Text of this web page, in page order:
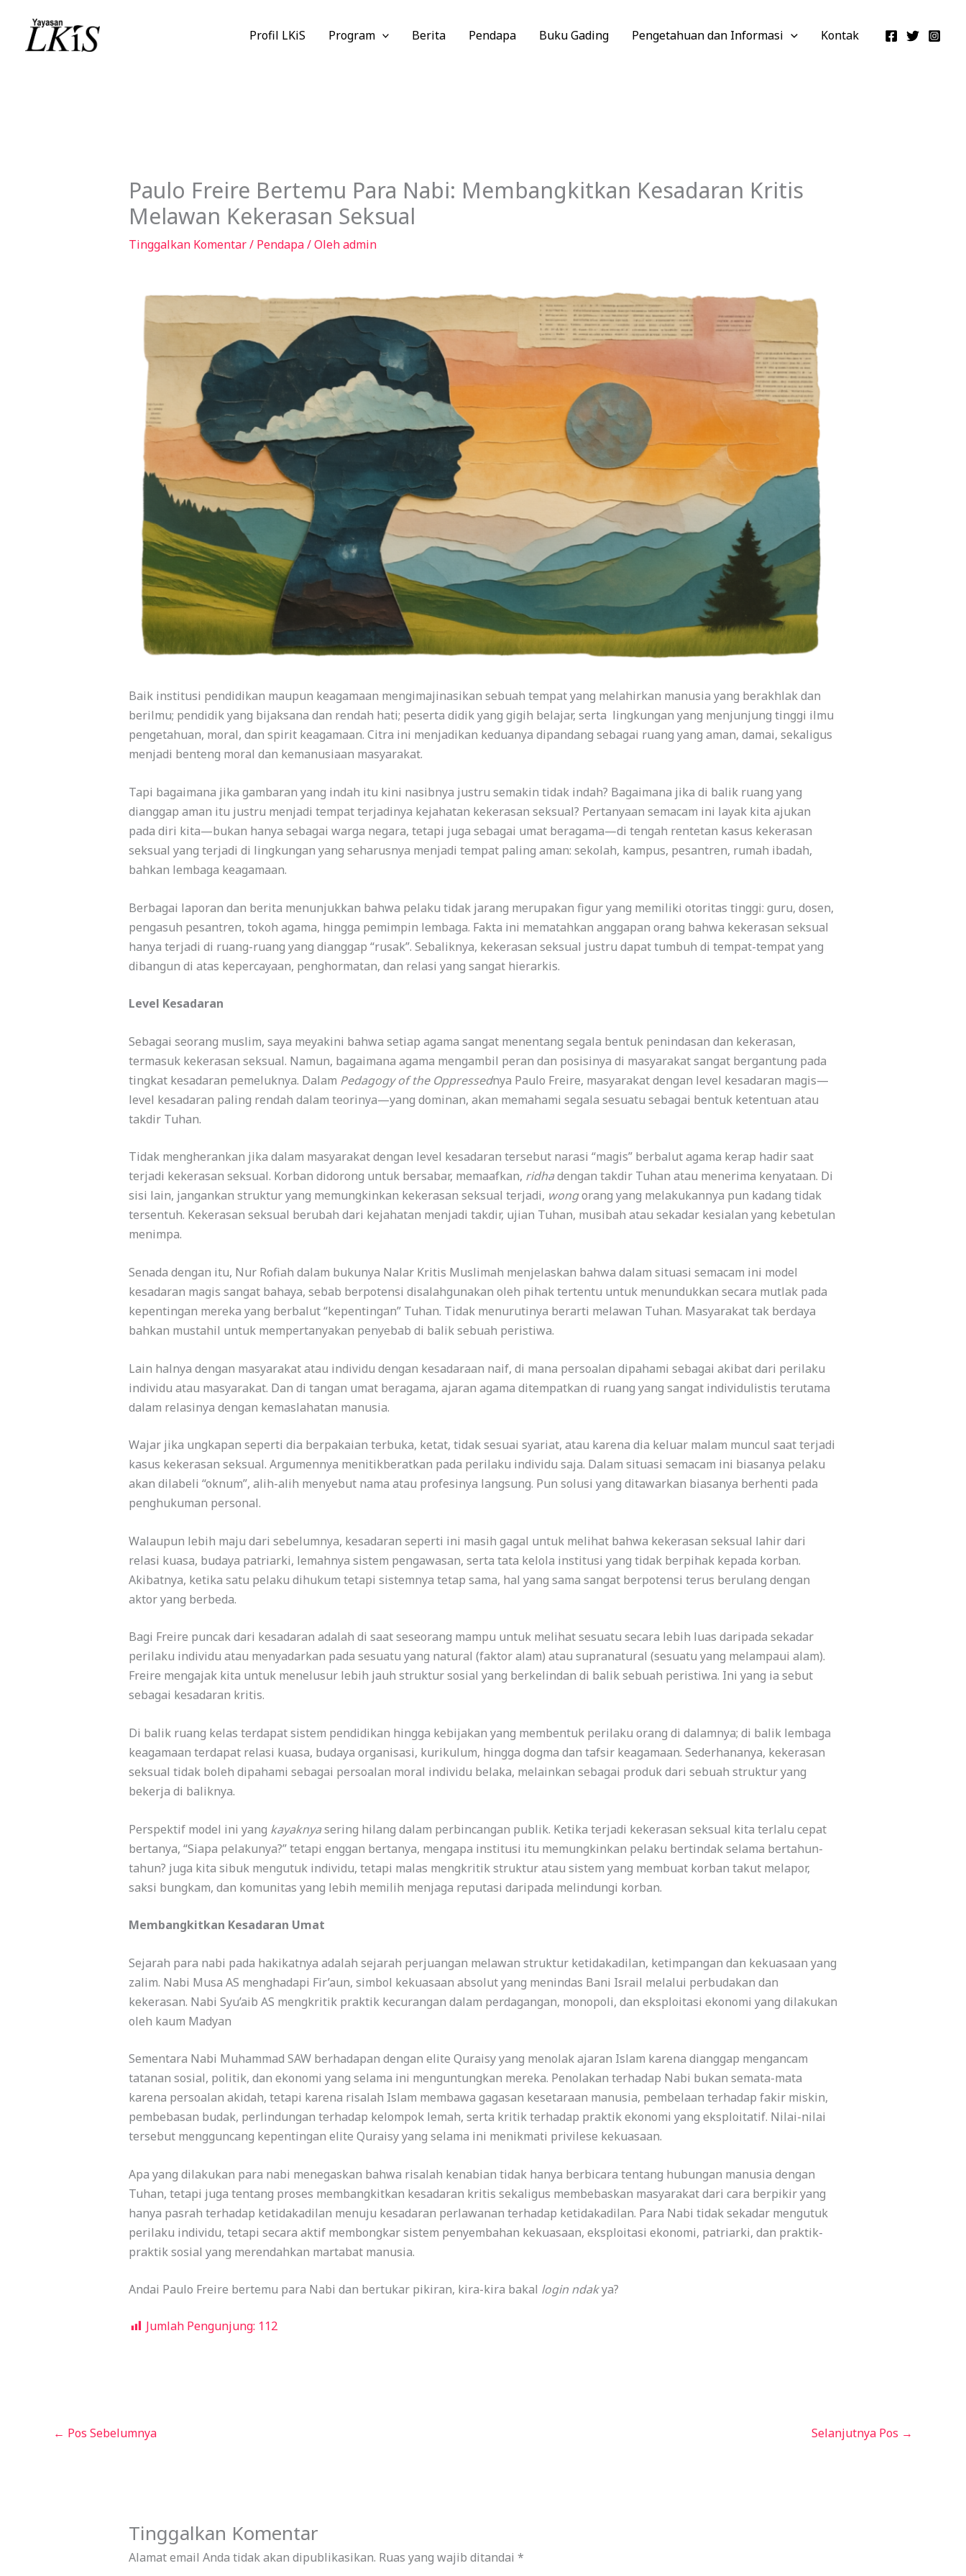
konten
Profil LKiS Program Berita Pendapa Buku Gading Pengetahuan dan Informasi Kontak
Paulo Freire Bertemu Para Nabi: Membangkitkan Kesadaran Kritis
Melawan Kekerasan Seksual
Tinggalkan Komentar/ Pendapa/ Olehadmin
Baik institusi pendidikan maupun keagamaan mengimajinasikan sebuah tempat yang melahirkan manusia yang berakhlak dan
berilmu; pendidik yang bijaksana dan rendah hati; peserta didik yang gigih belajar, serta lingkungan yang menjunjung tinggi ilmu
pengetahuan, moral, dan spirit keagamaan. Citra ini menjadikan keduanya dipandang sebagai ruang yang aman, damai, sekaligus
menjadi benteng moral dan kemanusiaan masyarakat.
Tapi bagaimana jika gambaran yang indah itu kini nasibnya justru semakin tidak indah? Bagaimana jika di balik ruang yang
dianggap aman itu justru menjadi tempat terjadinya kejahatan kekerasan seksual? Pertanyaan semacam ini layak kita ajukan
pada diri kita—bukan hanya sebagai warga negara, tetapi juga sebagai umat beragama—di tengah rentetan kasus kekerasan
seksual yang terjadi di lingkungan yang seharusnya menjadi tempat paling aman: sekolah, kampus, pesantren, rumah ibadah,
bahkan lembaga keagamaan.
Berbagai laporan dan berita menunjukkan bahwa pelaku tidak jarang merupakan figur yang memiliki otoritas tinggi: guru, dosen,
pengasuh pesantren, tokoh agama, hingga pemimpin lembaga. Fakta ini mematahkan anggapan orang bahwa kekerasan seksual
hanya terjadi di ruang-ruang yang dianggap “rusak”. Sebaliknya, kekerasan seksual justru dapat tumbuh di tempat-tempat yang
dibangun di atas kepercayaan, penghormatan, dan relasi yang sangat hierarkis.
Level Kesadaran
Sebagai seorang muslim, saya meyakini bahwa setiap agama sangat menentang segala bentuk penindasan dan kekerasan,
termasuk kekerasan seksual. Namun, bagaimana agama mengambil peran dan posisinya di masyarakat sangat bergantung pada
tingkat kesadaran pemeluknya. Dalam Pedagogy of the Oppressednya Paulo Freire, masyarakat dengan level kesadaran magis—
level kesadaran paling rendah dalam teorinya—yang dominan, akan memahami segala sesuatu sebagai bentuk ketentuan atau
takdir Tuhan.
Tidak mengherankan jika dalam masyarakat dengan level kesadaran tersebut narasi “magis” berbalut agama kerap hadir saat
terjadi kekerasan seksual. Korban didorong untuk bersabar, memaafkan, ridhadengan takdir Tuhan atau menerima kenyataan. Di
sisi lain, jangankan struktur yang memungkinkan kekerasan seksual terjadi, wongorang yang melakukannya pun kadang tidak
tersentuh. Kekerasan seksual berubah dari kejahatan menjadi takdir, ujian Tuhan, musibah atau sekadar kesialan yang kebetulan
menimpa.
Senada dengan itu, Nur Rofiah dalam bukunya Nalar Kritis Muslimah menjelaskan bahwa dalam situasi semacam ini model
kesadaran magis sangat bahaya, sebab berpotensi disalahgunakan oleh pihak tertentu untuk menundukkan secara mutlak pada
kepentingan mereka yang berbalut “kepentingan” Tuhan. Tidak menurutinya berarti melawan Tuhan. Masyarakat tak berdaya
bahkan mustahil untuk mempertanyakan penyebab di balik sebuah peristiwa.
Lain halnya dengan masyarakat atau individu dengan kesadaraan naif, di mana persoalan dipahami sebagai akibat dari perilaku
individu atau masyarakat. Dan di tangan umat beragama, ajaran agama ditempatkan di ruang yang sangat individulistis terutama
dalam relasinya dengan kemaslahatan manusia.
Wajar jika ungkapan seperti dia berpakaian terbuka, ketat, tidak sesuai syariat, atau karena dia keluar malam muncul saat terjadi
kasus kekerasan seksual. Argumennya menitikberatkan pada perilaku individu saja. Dalam situasi semacam ini biasanya pelaku
akan dilabeli “oknum”, alih-alih menyebut nama atau profesinya langsung. Pun solusi yang ditawarkan biasanya berhenti pada
penghukuman personal.
Walaupun lebih maju dari sebelumnya, kesadaran seperti ini masih gagal untuk melihat bahwa kekerasan seksual lahir dari
relasi kuasa, budaya patriarki, lemahnya sistem pengawasan, serta tata kelola institusi yang tidak berpihak kepada korban.
Akibatnya, ketika satu pelaku dihukum tetapi sistemnya tetap sama, hal yang sama sangat berpotensi terus berulang dengan
aktor yang berbeda.
Bagi Freire puncak dari kesadaran adalah di saat seseorang mampu untuk melihat sesuatu secara lebih luas daripada sekadar
perilaku individu atau menyadarkan pada sesuatu yang natural (faktor alam) atau supranatural (sesuatu yang melampaui alam).
Freire mengajak kita untuk menelusur lebih jauh struktur sosial yang berkelindan di balik sebuah peristiwa. Ini yang ia sebut
sebagai kesadaran kritis.
Di balik ruang kelas terdapat sistem pendidikan hingga kebijakan yang membentuk perilaku orang di dalamnya; di balik lembaga
keagamaan terdapat relasi kuasa, budaya organisasi, kurikulum, hingga dogma dan tafsir keagamaan. Sederhananya, kekerasan
seksual tidak boleh dipahami sebagai persoalan moral individu belaka, melainkan sebagai produk dari sebuah struktur yang
bekerja di baliknya.
Perspektif model ini yang kayaknyasering hilang dalam perbincangan publik. Ketika terjadi kekerasan seksual kita terlalu cepat
bertanya, “Siapa pelakunya?” tetapi enggan bertanya, mengapa institusi itu memungkinkan pelaku bertindak selama bertahun-
tahun? juga kita sibuk mengutuk individu, tetapi malas mengkritik struktur atau sistem yang membuat korban takut melapor,
saksi bungkam, dan komunitas yang lebih memilih menjaga reputasi daripada melindungi korban.
Membangkitkan Kesadaran Umat
Sejarah para nabi pada hakikatnya adalah sejarah perjuangan melawan struktur ketidakadilan, ketimpangan dan kekuasaan yang
zalim. Nabi Musa AS menghadapi Fir’aun, simbol kekuasaan absolut yang menindas Bani Israil melalui perbudakan dan
kekerasan. Nabi Syu’aib AS mengkritik praktik kecurangan dalam perdagangan, monopoli, dan eksploitasi ekonomi yang dilakukan
oleh kaum Madyan
Sementara Nabi Muhammad SAW berhadapan dengan elite Quraisy yang menolak ajaran Islam karena dianggap mengancam
tatanan sosial, politik, dan ekonomi yang selama ini menguntungkan mereka. Penolakan terhadap Nabi bukan semata-mata
karena persoalan akidah, tetapi karena risalah Islam membawa gagasan kesetaraan manusia, pembelaan terhadap fakir miskin,
pembebasan budak, perlindungan terhadap kelompok lemah, serta kritik terhadap praktik ekonomi yang eksploitatif. Nilai-nilai
tersebut mengguncang kepentingan elite Quraisy yang selama ini menikmati privilese kekuasaan.
Apa yang dilakukan para nabi menegaskan bahwa risalah kenabian tidak hanya berbicara tentang hubungan manusia dengan
Tuhan, tetapi juga tentang proses membangkitkan kesadaran kritis sekaligus membebaskan masyarakat dari cara berpikir yang
hanya pasrah terhadap ketidakadilan menuju kesadaran perlawanan terhadap ketidakadilan. Para Nabi tidak sekadar mengutuk
perilaku individu, tetapi secara aktif membongkar sistem penyembahan kekuasaan, eksploitasi ekonomi, patriarki, dan praktik-
praktik sosial yang merendahkan martabat manusia.
Andai Paulo Freire bertemu para Nabi dan bertukar pikiran, kira-kira bakal login ndakya?
Jumlah Pengunjung: 112
← Pos Sebelumnya Selanjutnya Pos →
Tinggalkan Komentar
Alamat email Anda tidak akan dipublikasikan. Ruas yang wajib ditandai *